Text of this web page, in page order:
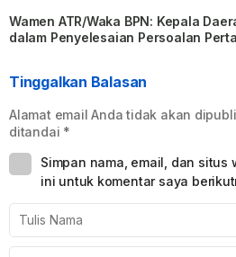
Wamen ATR/Waka BPN: Kepala
dalam Penyelesaian Persoalan
Tinggalkan Balasan
Alamat email Anda tidak akan
ditandai *
Simpan nama, email, dan situs
ini untuk komentar saya